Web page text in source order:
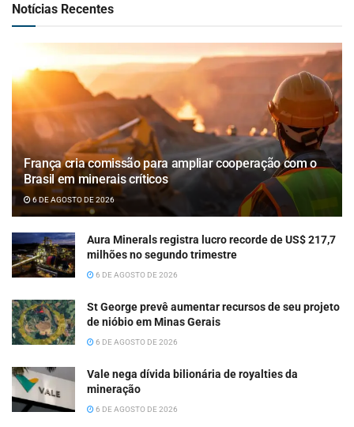
Notícias Recentes
França cria comissão para ampliar cooperação com o
Brasil em minerais críticos
6 DE AGOSTO DE 2026
Aura Minerals registra lucro recorde de US$ 217,7
milhões no segundo trimestre
6 DE AGOSTO DE 2026
St George prevê aumentar recursos de seu projeto
de nióbio em Minas Gerais
6 DE AGOSTO DE 2026
Vale nega dívida bilionária de royalties da
mineração
6 DE AGOSTO DE 2026